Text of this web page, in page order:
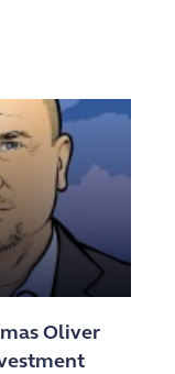
Oliver